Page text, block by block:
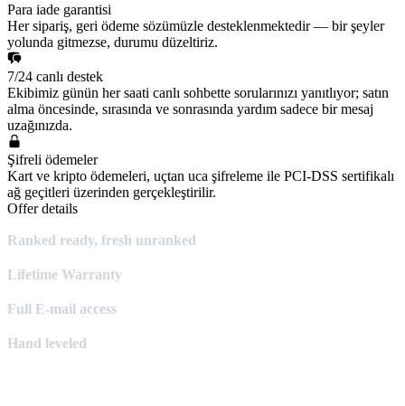
Para iade garantisi
Her sipariş, geri ödeme sözümüzle desteklenmektedir — bir şeyler
yolunda gitmezse, durumu düzeltiriz.
7/24 canlı destek
Ekibimiz günün her saati canlı sohbette sorularınızı yanıtlıyor; satın
alma öncesinde, sırasında ve sonrasında yardım sadece bir mesaj
uzağınızda.
Şifreli ödemeler
Kart ve kripto ödemeleri, uçtan uca şifreleme ile PCI-DSS sertifikalı
ağ geçitleri üzerinden gerçekleştirilir.
Offer details
Ranked ready, fresh unranked
Lifetime Warranty
Full E-mail access
Hand leveled